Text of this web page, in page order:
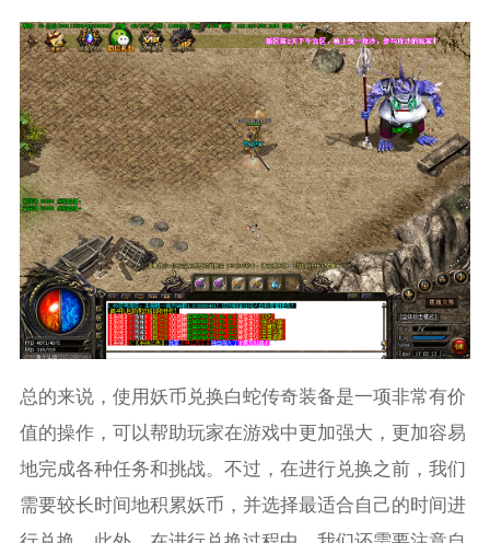
总的来说，使用妖币兑换白蛇传奇装备是一项非常有价
值的操作，可以帮助玩家在游戏中更加强大，更加容易
地完成各种任务和挑战。不过，在进行兑换之前，我们
需要较长时间地积累妖币，并选择最适合自己的时间进